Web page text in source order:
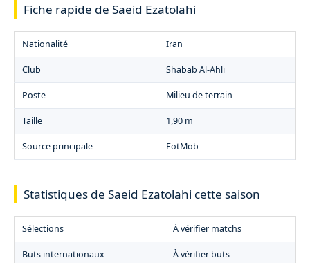
Fiche rapide de Saeid Ezatolahi
Nationalité Iran
Club Shabab Al-Ahli
Poste Milieu de terrain
Taille 1,90 m
Source principale FotMob
Statistiques de Saeid Ezatolahi cette saison
Sélections À vérifier matchs
Buts internationaux À vérifier buts